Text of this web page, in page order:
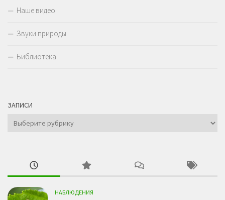
Наше видео
Звуки природы
Библиотека
ЗАПИСИ
Записи
НАБЛЮДЕНИЯ